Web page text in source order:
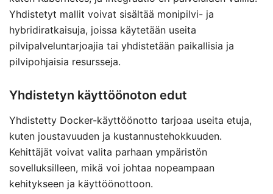
Yhdistetyt mallit voivat sisältää monipilvi- ja
hybridiratkaisuja, joissa käytetään useita
pilvipalveluntarjoajia tai yhdistetään paikallisia ja
pilvipohjaisia resursseja.
Yhdistetyn käyttöönoton edut
Yhdistetty Docker-käyttöönotto tarjoaa useita etuja,
kuten joustavuuden ja kustannustehokkuuden.
Kehittäjät voivat valita parhaan ympäristön
sovelluksilleen, mikä voi johtaa nopeampaan
kehitykseen ja käyttöönottoon.